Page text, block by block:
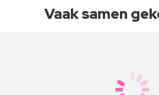
Vaak samen